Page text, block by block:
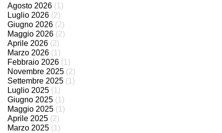
Agosto 2026 (1)
Luglio 2026 (2)
Giugno 2026 (2)
Maggio 2026 (2)
Aprile 2026 (2)
Marzo 2026 (1)
Febbraio 2026 (1)
Novembre 2025 (2)
Settembre 2025 (1)
Luglio 2025 (1)
Giugno 2025 (1)
Maggio 2025 (1)
Aprile 2025 (2)
Marzo 2025 (1)